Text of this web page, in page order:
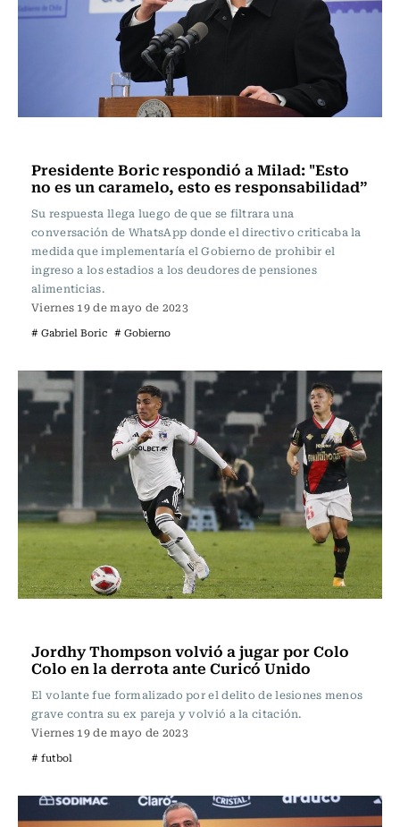
Presidente Boric respondió a Milad: "Esto
no es un caramelo, esto es responsabilidad”
Su respuesta llega luego de que se filtrara una
conversación de WhatsApp donde el directivo criticaba la
medida que implementaría el Gobierno de prohibir el
ingreso a los estadios a los deudores de pensiones
alimenticias.
Viernes 19 de mayo de 2023
# Gabriel Boric # Gobierno
Jordhy Thompson volvió a jugar por Colo
Colo en la derrota ante Curicó Unido
El volante fue formalizado por el delito de lesiones menos
grave contra su ex pareja y volvió a la citación.
Viernes 19 de mayo de 2023
# futbol